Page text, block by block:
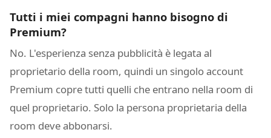
Tutti i miei compagni hanno bisogno di
Premium?
No. L'esperienza senza pubblicità è legata al
proprietario della room, quindi un singolo account
Premium copre tutti quelli che entrano nella room di
quel proprietario. Solo la persona proprietaria della
room deve abbonarsi.